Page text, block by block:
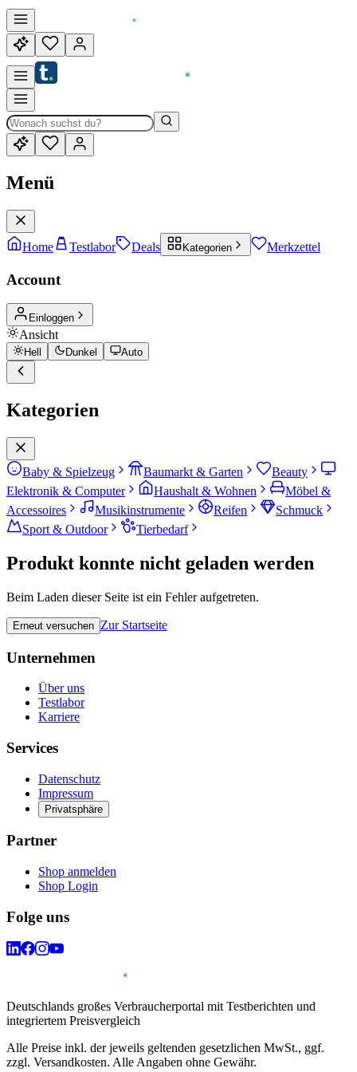
Menü
Home Testlabor Deals Kategorien Merkzettel
Account
Einloggen
Ansicht
Hell Dunkel Auto
Kategorien
Baby & Spielzeug Baumarkt & Garten
Beauty
Elektronik & Computer
Haushalt & Wohnen
Möbel &
Accessoires
Musikinstrumente Reifen
Schmuck
Sport & Outdoor
Tierbedarf
Produkt konnte nicht geladen werden
Beim Laden dieser Seite ist ein Fehler aufgetreten.
Erneut versuchen Zur Startseite
Unternehmen
Über uns
Testlabor
Karriere
Services
Datenschutz
Impressum
Privatsphäre
Partner
Shop anmelden
Shop Login
Folge uns
Deutschlands großes Verbraucherportal mit Testberichten und
integriertem Preisvergleich
Alle Preise inkl. der jeweils geltenden gesetzlichen MwSt., ggf.
zzgl. Versandkosten. Alle Angaben ohne Gewähr.